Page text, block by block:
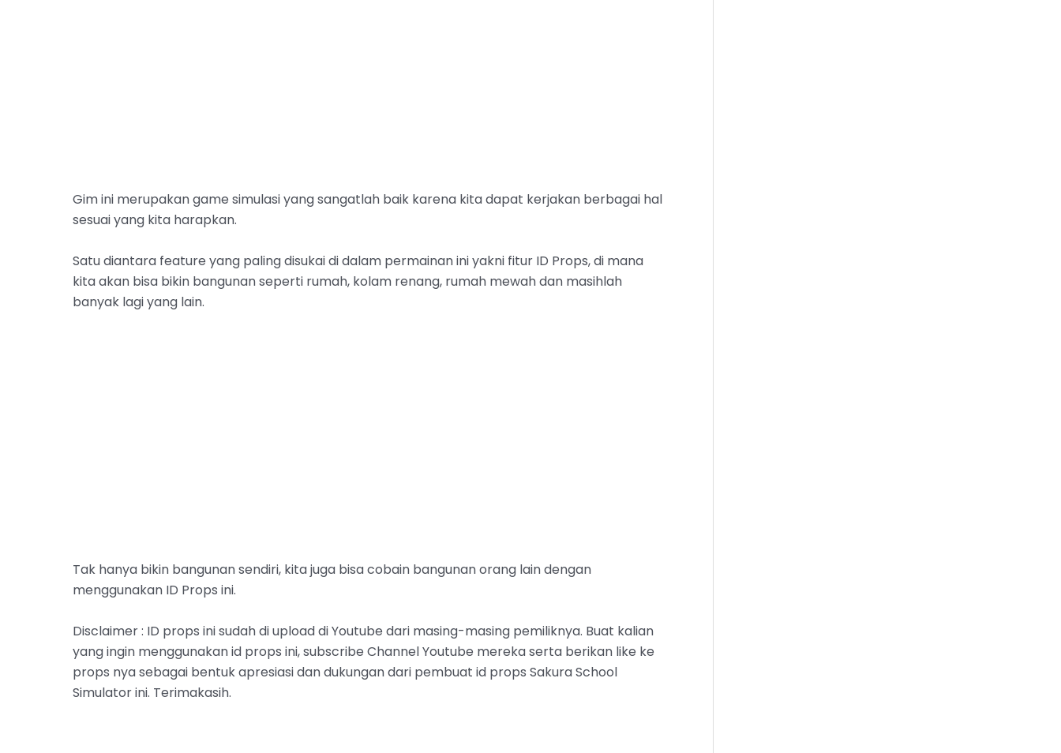
Gim ini merupakan game simulasi yang sangatlah baik karena kita dapat kerjakan berbagai hal
sesuai yang kita harapkan.
Satu diantara feature yang paling disukai di dalam permainan ini yakni fitur ID Props, di mana
kita akan bisa bikin bangunan seperti rumah, kolam renang, rumah mewah dan masihlah
banyak lagi yang lain.
Tak hanya bikin bangunan sendiri, kita juga bisa cobain bangunan orang lain dengan
menggunakan ID Props ini.
Disclaimer : ID props ini sudah di upload di Youtube dari masing-masing pemiliknya. Buat kalian
yang ingin menggunakan id props ini, subscribe Channel Youtube mereka serta berikan like ke
props nya sebagai bentuk apresiasi dan dukungan dari pembuat id props Sakura School
Simulator ini. Terimakasih.